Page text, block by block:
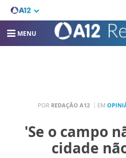
MENU
POR REDAÇÃO A12 EM
'Se o campo
cidade